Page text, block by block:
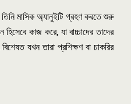
মাসিক অ্যানুইটি গ্রহণ করতে শুরু
কাজ করে, যা বাচ্চাদের তাদের
যখন তারা প্রশিক্ষণ বা চাকরির